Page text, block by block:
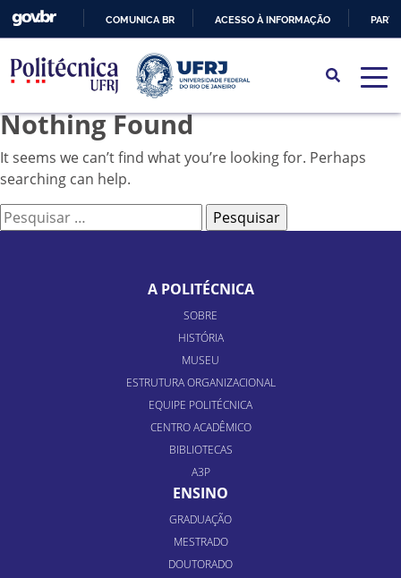
PARA
O
CONTEÚDO
COMUNICA BR ACESSO À INFORMAÇÃO
Nothing Found
It seems we can’t find what you’re looking for. Perhaps
searching can help.
Pesquisar
por:
A POLITÉCNICA
SOBRE
HISTÓRIA
MUSEU
ESTRUTURA ORGANIZACIONAL
EQUIPE POLITÉCNICA
CENTRO ACADÊMICO
BIBLIOTECAS
A3P
ENSINO
GRADUAÇÃO
MESTRADO
DOUTORADO